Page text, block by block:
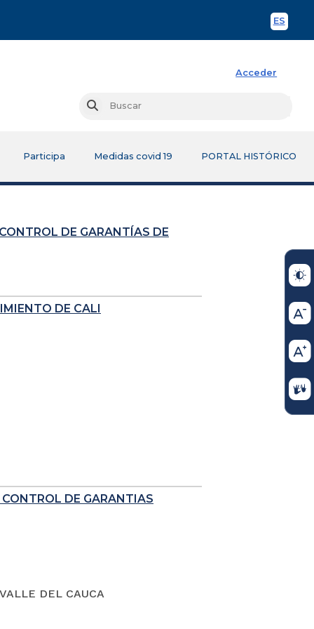
ES
Acceder
Buscar
Participa Medidas covid 19 PORTAL HISTÓRICO
DE GARANTÍAS DE
DE CALI
DE GARANTIAS
DEL CAUCA